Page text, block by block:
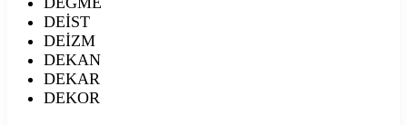
DEİST
DEİZM
DEKAN
DEKAR
DEKOR